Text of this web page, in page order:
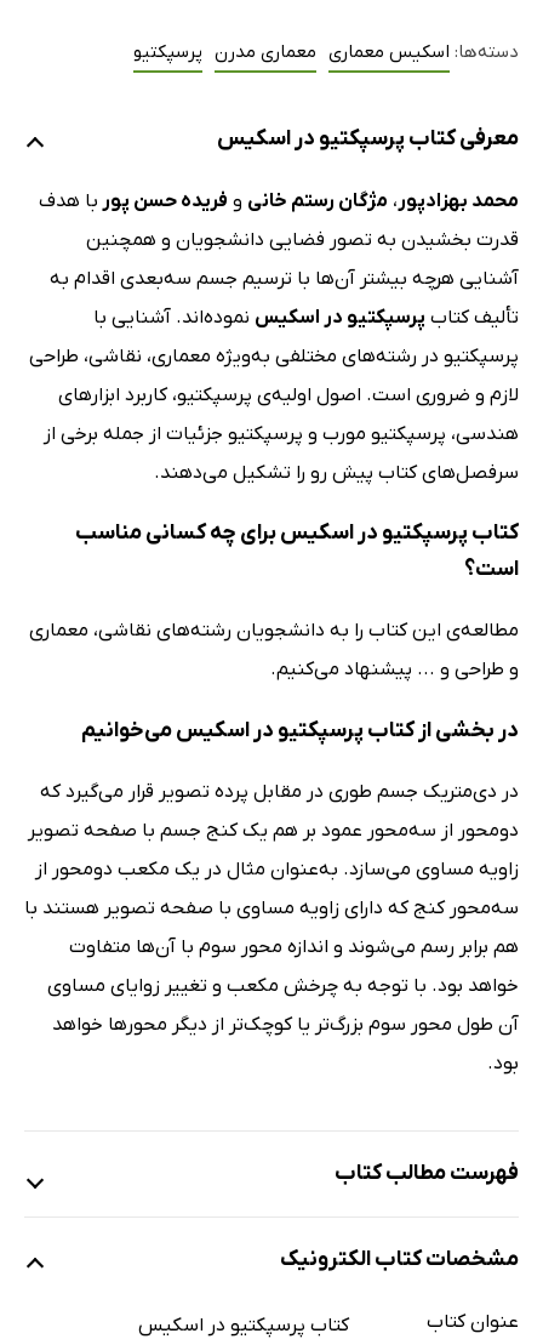
دسته‌ها: اسکیس معماری معماری مدرن پرسپکتیو
معرفی کتاب پرسپکتیو در اسکیس
محمد بهزادپور، مژگان رستم خانی و فریده حسن پور با هدف
قدرت بخشیدن به تصور فضایی دانشجویان و همچنین
آشنایی هرچه بیشتر آن‌ها با ترسیم جسم سه‌بعدی اقدام به
تألیف کتاب پرسپکتیو در اسکیس نموده‌اند. آشنایی با
پرسپکتیو در رشته‌های مختلفی به‌ویژه معماری، نقاشی، طراحی
لازم و ضروری است. اصول اولیه‌ی پرسپکتیو، کاربرد ابزارهای
هندسی، پرسپکتیو مورب و پرسپکتیو جزئیات از جمله برخی از
سرفصل‌های کتاب پیش رو را تشکیل می‌دهند.
کتاب پرسپکتیو در اسکیس برای چه کسانی مناسب
است؟
مطالعه‌ی این کتاب را به دانشجویان رشته‌های نقاشی، معماری
و طراحی و ... پیشنهاد می‌کنیم.
در بخشی از کتاب پرسپکتیو در اسکیس می‌خوانیم
در دی‌متریک جسم طوری در مقابل پرده تصویر قرار می‌گیرد که
دومحور از سه‌محور عمود بر هم یک کنج جسم با صفحه تصویر
زاویه مساوی می‌سازد. به‌عنوان مثال در یک مکعب دومحور از
سه‌محور کنج که دارای زاویه مساوی با صفحه تصویر هستند با
هم برابر رسم می‌شوند و اندازه محور سوم با آن‌ها متفاوت
خواهد بود. با توجه به چرخش مکعب و تغییر زوایای مساوی
آن طول محور سوم بزرگ‌تر یا کوچک‌تر از دیگر محورها خواهد
بود.
فهرست مطالب کتاب
پیشگفتار (دکتر یوسف گرجی مهلبانی)
فصل اول: اصول اولیه پرسپکتیو
مشخصات کتاب الکترونیک
عنوان کتاب کتاب پرسپکتیو در اسکیس